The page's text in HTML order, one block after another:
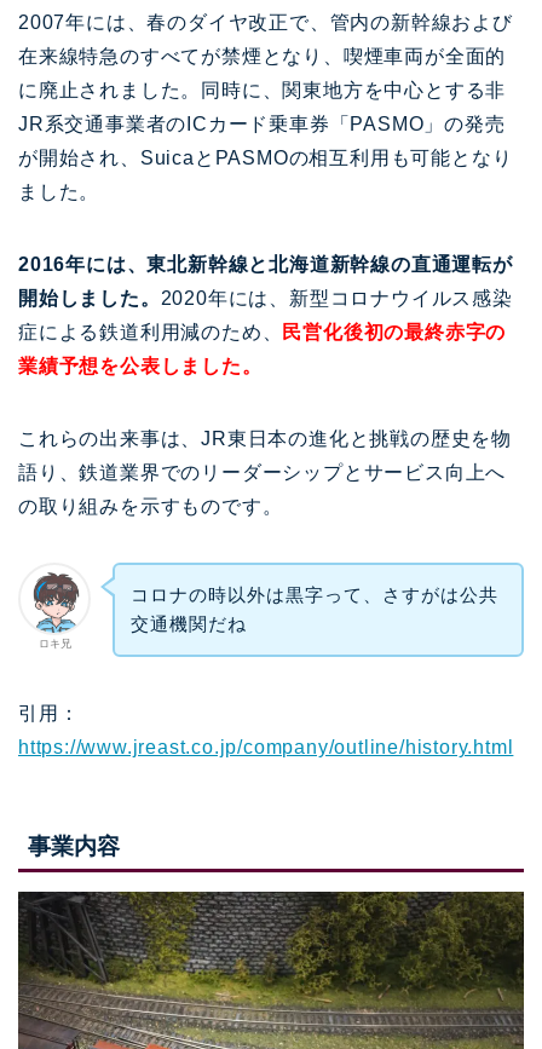
2007年には、春のダイヤ改正で、管内の新幹線および
在来線特急のすべてが禁煙となり、喫煙車両が全面的
に廃止されました。同時に、関東地方を中心とする非
JR系交通事業者のICカード乗車券「PASMO」の発売
が開始され、SuicaとPASMOの相互利用も可能となり
ました。
2016年には、東北新幹線と北海道新幹線の直通運転が
開始しました。 2020年には、新型コロナウイルス感染
症による鉄道利用減のため、
民営化後初の最終赤字の
業績予想を公表しました。
これらの出来事は、JR東日本の進化と挑戦の歴史を物
語り、鉄道業界でのリーダーシップとサービス向上へ
の取り組みを示すものです。
ロキ兄
コロナの時以外は黒字って、さすがは公共
交通機関だね
引用：
https://www.jreast.co.jp/company/outline/history.html
事業内容